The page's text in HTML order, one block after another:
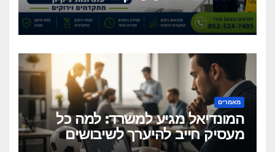
כיום שירותי ניקיון מקצועיים
וגמישים?
מאמרים
המונדיאל מגיע למשרד: למה כל
מעסיק חייב להיערך לשיבושים